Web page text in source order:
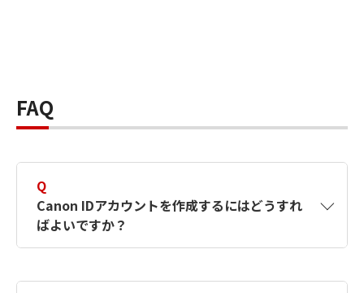
FAQ
Q
Canon IDアカウントを作成するにはどうすれ
ばよいですか？